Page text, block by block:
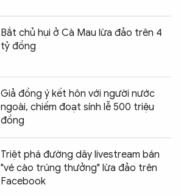
Bắt chủ hụi ở Cà Mau lừa đảo trên 4
tỷ đồng
Giả đồng ý kết hôn với người nước
ngoài, chiếm đoạt sính lễ 500 triệu
đồng
Triệt phá đường dây livestream bán
"vé cào trúng thưởng" lừa đảo trên
Facebook